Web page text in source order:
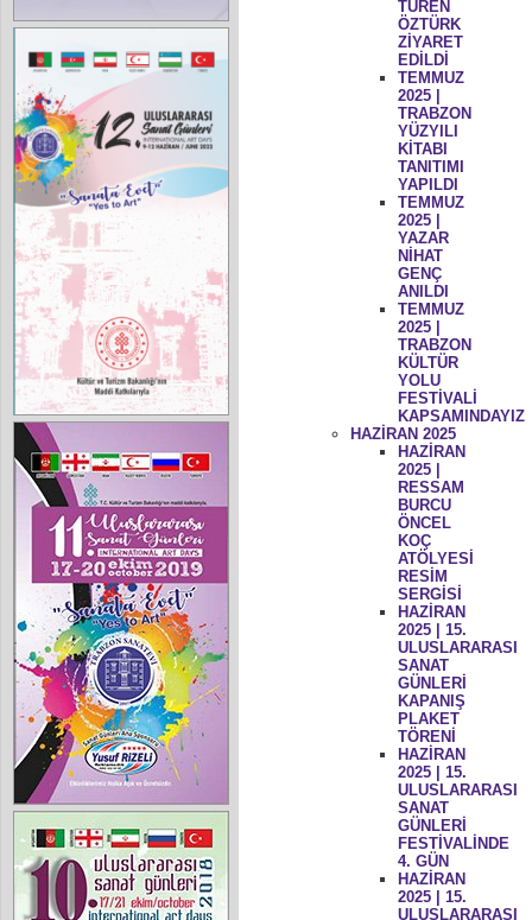
TÜREN
ÖZTÜRK
ZİYARET
EDİLDİ
TEMMUZ
2025 |
TRABZON
YÜZYILI
KİTABI
TANITIMI
YAPILDI
TEMMUZ
2025 |
YAZAR
NİHAT
GENÇ
ANILDI
TEMMUZ
2025 |
TRABZON
KÜLTÜR
YOLU
FESTİVALİ
KAPSAMINDAYIZ
HAZİRAN 2025
HAZİRAN
2025 |
RESSAM
BURCU
ÖNCEL
KOÇ
ATÖLYESİ
RESİM
SERGİSİ
HAZİRAN
2025 | 15.
ULUSLARARASI
SANAT
GÜNLERİ
KAPANIŞ
PLAKET
TÖRENİ
HAZİRAN
2025 | 15.
ULUSLARARASI
SANAT
GÜNLERİ
FESTİVALİNDE
4. GÜN
HAZİRAN
2025 | 15.
ULUSLARARASI